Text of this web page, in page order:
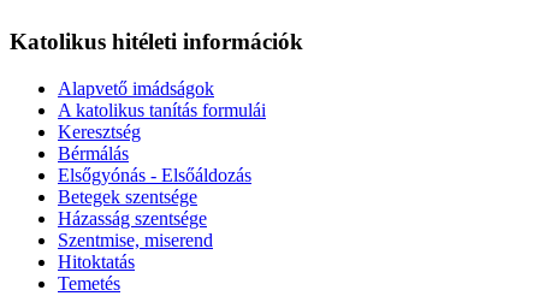
Katolikus hitéleti információk
Alapvető imádságok
A katolikus tanítás formulái
Keresztség
Bérmálás
Elsőgyónás - Elsőáldozás
Betegek szentsége
Házasság szentsége
Szentmise, miserend
Hitoktatás
Temetés